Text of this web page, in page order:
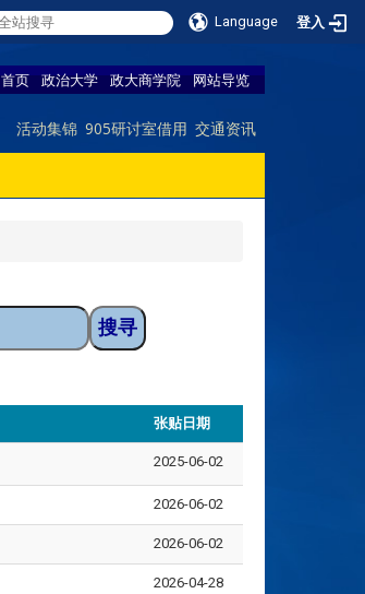
Language 登入
首页 政治大学 政大商学院 网站导览
活动集锦 905研讨室借用 交通资讯
张贴日期
2025-06-02
2026-06-02
2026-06-02
2026-04-28